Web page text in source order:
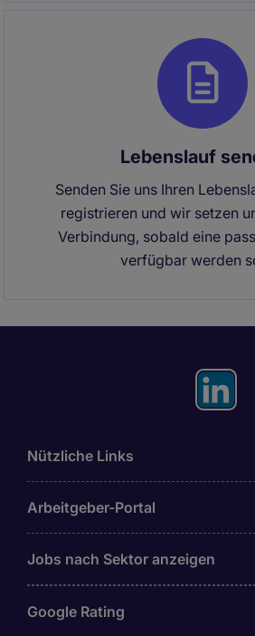
Lebenslauf
Senden Sie uns Ihren
registrieren und wir setzen
Verbindung, sobald eine
verfügbar werden
Nützliche Links
Arbeitgeber-Portal
Jobs nach Sektor anzeigen
Google Rating